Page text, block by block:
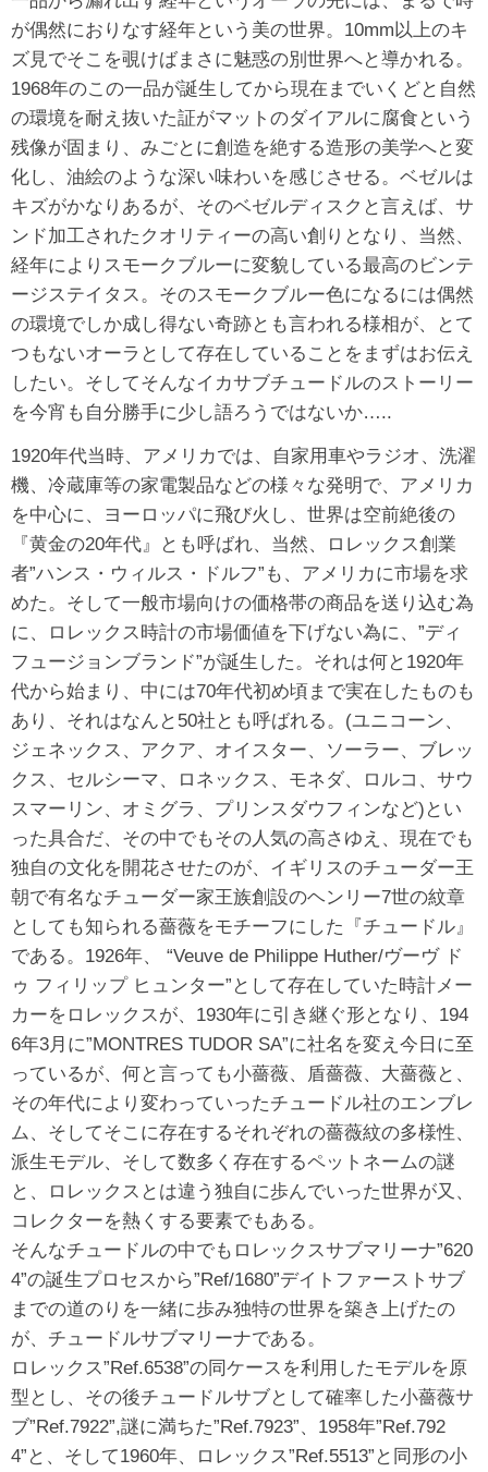
が偶然におりなす経年という美の世界。10mm以上のキ
ズ見でそこを覗けばまさに魅惑の別世界へと導かれる。
1968年のこの一品が誕生してから現在までいくどと自然
の環境を耐え抜いた証がマットのダイアルに腐食という
残像が固まり、みごとに創造を絶する造形の美学へと変
化し、油絵のような深い味わいを感じさせる。ベゼルは
キズがかなりあるが、そのベゼルディスクと言えば、サ
ンド加工されたクオリティーの高い創りとなり、当然、
経年によりスモークブルーに変貌している最高のビンテ
ージステイタス。そのスモークブルー色になるには偶然
の環境でしか成し得ない奇跡とも言われる様相が、とて
つもないオーラとして存在していることをまずはお伝え
したい。そしてそんなイカサブチュードルのストーリー
を今宵も自分勝手に少し語ろうではないか…..
1920年代当時、アメリカでは、自家用車やラジオ、洗濯
機、冷蔵庫等の家電製品などの様々な発明で、アメリカ
を中心に、ヨーロッパに飛び火し、世界は空前絶後の
『黄金の20年代』とも呼ばれ、当然、ロレックス創業
者”ハンス・ウィルス・ドルフ”も、アメリカに市場を求
めた。そして一般市場向けの価格帯の商品を送り込む為
に、ロレックス時計の市場価値を下げない為に、”ディ
フュージョンブランド”が誕生した。それは何と1920年
代から始まり、中には70年代初め頃まで実在したものも
あり、それはなんと50社とも呼ばれる。(ユニコーン、
ジェネックス、アクア、オイスター、ソーラー、ブレッ
クス、セルシーマ、ロネックス、モネダ、ロルコ、サウ
スマーリン、オミグラ、プリンスダウフィンなど)とい
った具合だ、その中でもその人気の高さゆえ、現在でも
独自の文化を開花させたのが、イギリスのチューダー王
朝で有名なチューダー家王族創設のヘンリー7世の紋章
としても知られる薔薇をモチーフにした『チュードル』
である。1926年、 “Veuve de Philippe Huther/ヴーヴ ド
ゥ フィリップ ヒュンター”として存在していた時計メー
カーをロレックスが、1930年に引き継ぐ形となり、194
6年3月に”MONTRES TUDOR SA”に社名を変え今日に至
っているが、何と言っても小薔薇、盾薔薇、大薔薇と、
その年代により変わっていったチュードル社のエンブレ
ム、そしてそこに存在するそれぞれの薔薇紋の多様性、
派生モデル、そして数多く存在するペットネームの謎
と、ロレックスとは違う独自に歩んでいった世界が又、
コレクターを熱くする要素でもある。
そんなチュードルの中でもロレックスサブマリーナ”620
4”の誕生プロセスから”Ref/1680”デイトファーストサブ
までの道のりを一緒に歩み独特の世界を築き上げたの
が、チュードルサブマリーナである。
ロレックス”Ref.6538”の同ケースを利用したモデルを原
型とし、その後チュードルサブとして確率した小薔薇サ
ブ”Ref.7922”,謎に満ちた”Ref.7923”、1958年”Ref.792
4”と、そして1960年、ロレックス”Ref.5513”と同形の小